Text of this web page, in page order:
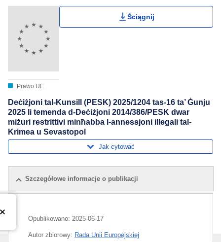
Prawo UE
Ściągnij
Deċiżjoni tal-Kunsill (PESK) 2025/1204 tas-16 ta’ Ġunju
2025 li temenda d-Deċiżjoni 2014/386/PESK dwar
miżuri restrittivi minħabba l-annessjoni illegali tal-
Krimea u Sevastopol
Jak cytować
Szczegółowe informacje o publikacji
Opublikowano: 2025-06-17
Autor zbiorowy: Rada Unii Europejskiej